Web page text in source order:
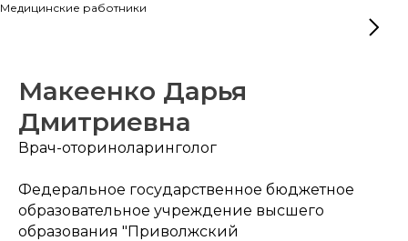
Медицинские работники
Макеенко Дарья
Дмитриевна
Врач-оториноларинголог
Федеральное государственное бюджетное
образовательное учреждение высшего
образования "Приволжский